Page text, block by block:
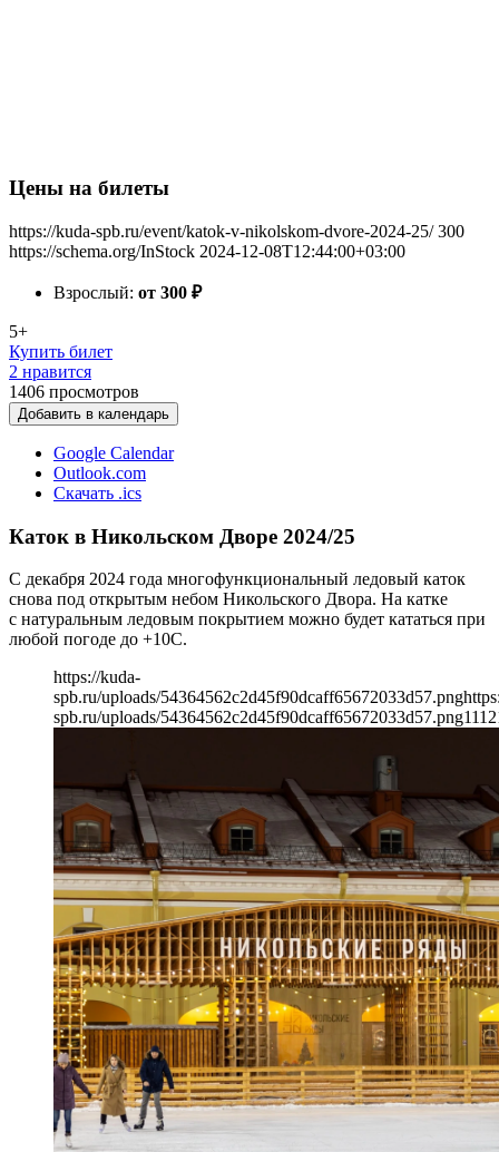
Цены на билеты
https://kuda-spb.ru/event/katok-v-nikolskom-dvore-2024-25/ 300
https://schema.org/InStock 2024-12-08T12:44:00+03:00
Взрослый: от 300 ₽
5+
Купить билет
2 нравится
1406 просмотров
Добавить в календарь
Google Calendar
Outlook.com
Скачать .ics
Каток в Никольском Дворе 2024/25
С декабря 2024 года многофункциональный ледовый каток
снова под открытым небом Никольского Двора. На катке
с натуральным ледовым покрытием можно будет кататься при
любой погоде до +10С.
https://kuda-
spb.ru/uploads/54364562c2d45f90dcaff65672033d57.png
spb.ru/uploads/54364562c2d45f90dcaff65672033d57.png1112